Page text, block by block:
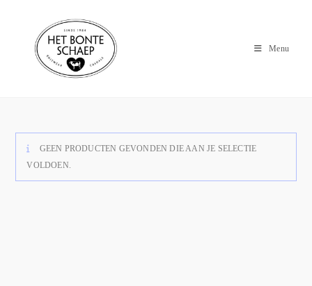
Menu
GEEN PRODUCTEN GEVONDEN DIE AAN JE SELECTIE
VOLDOEN.